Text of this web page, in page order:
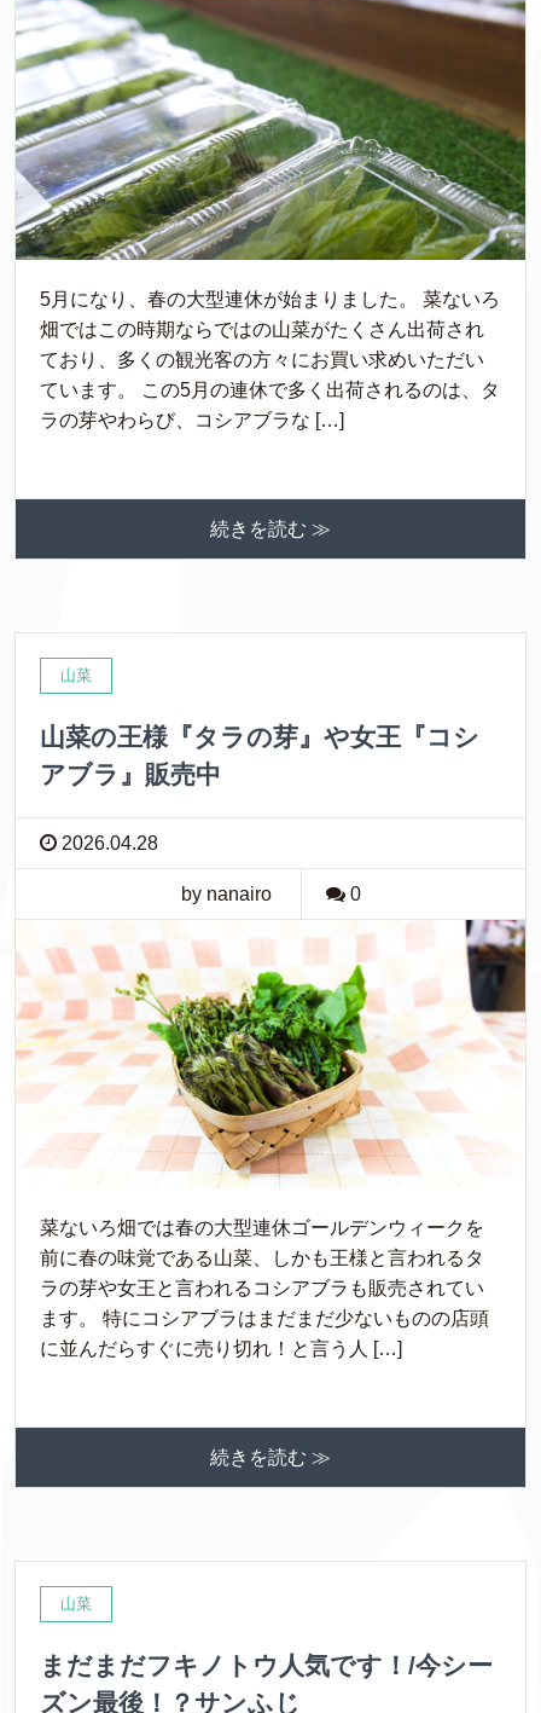
5月になり、春の大型連休が始まりました。 菜ないろ
畑ではこの時期ならではの山菜がたくさん出荷され
ており、多くの観光客の方々にお買い求めいただい
ています。 この5月の連休で多く出荷されるのは、タ
ラの芽やわらび、コシアブラな […]
続きを読む ≫
山菜
山菜の王様『タラの芽』や女王『コシ
アブラ』販売中
2026.04.28
by nanairo 0
菜ないろ畑では春の大型連休ゴールデンウィークを
前に春の味覚である山菜、しかも王様と言われるタ
ラの芽や女王と言われるコシアブラも販売されてい
ます。 特にコシアブラはまだまだ少ないものの店頭
に並んだらすぐに売り切れ！と言う人 […]
続きを読む ≫
山菜
まだまだフキノトウ人気です！/今シー
ズン最後！？サンふじ